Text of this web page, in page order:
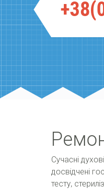
Сучасні
досвідчені
тесту,